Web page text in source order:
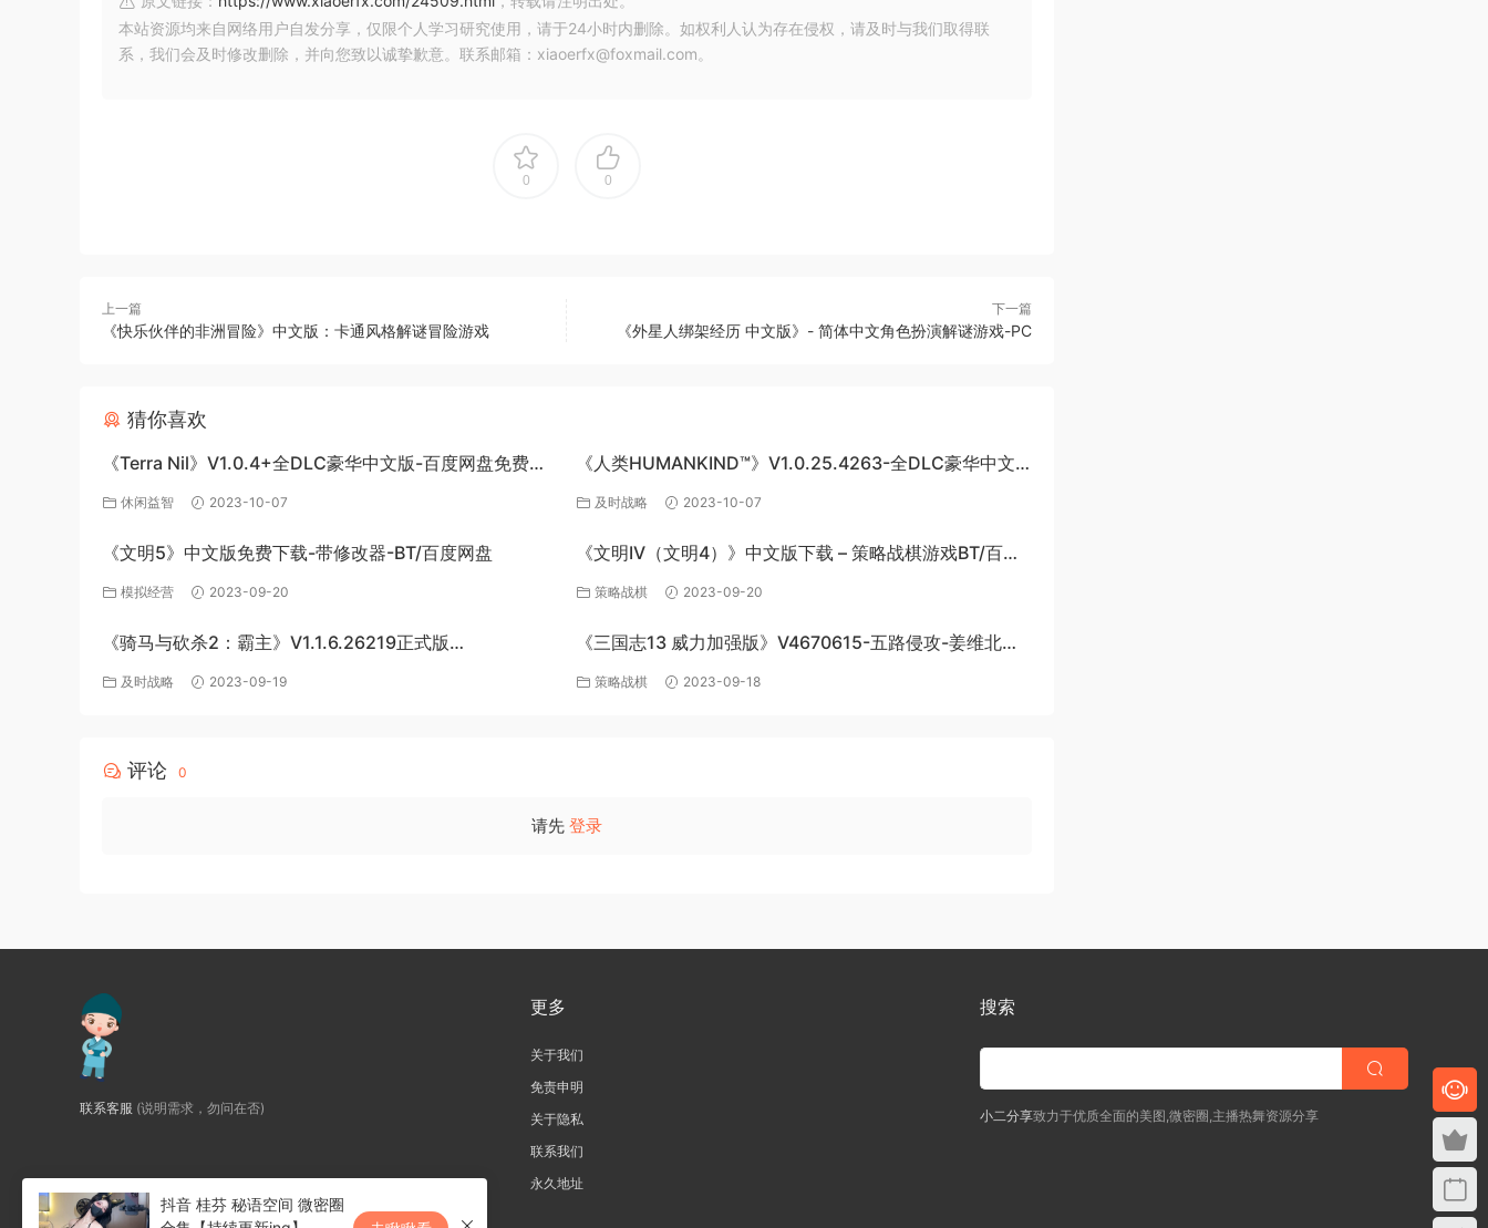
本站资源均来自网络用户自发分享，仅限个人学习研究使用，请于24小时内删除。如权利人认为存在侵权，请及时与我们取得联
系，我们会及时修改删除，并向您致以诚挚歉意。联系邮箱：xiaoerfx@foxmail.com。
0 0
上一篇
《快乐伙伴的非洲冒险》中文版：卡通风格解谜冒险游戏
下一篇
《外星人绑架经历 中文版》- 简体中文角色扮演解谜游戏-PC
猜你喜欢
《Terra Nil》V1.0.4+全DLC豪华中文版-百度网盘免费下
载 休闲益智 2023-10-07
《人类HUMANKIND™》V1.0.25.4263-全DLC豪华中文
版-百度网盘免费下载
及时战略 2023-10-07
《文明5》中文版免费下载-带修改器-BT/百度网盘
模拟经营 2023-09-20
《文明IV（文明4）》中文版下载 – 策略战棋游戏BT/百度
网盘资源
策略战棋 2023-09-20
《骑马与砍杀2：霸主》V1.1.6.26219正式版
+BetaV1.2.3.24202测试版-破军征程-官方中文-全DLC百
及时战略 2023-09-19
《三国志13 威力加强版》V4670615-五路侵攻-姜维北伐-
四夷六国+全DLC-中文版百度网盘下载
策略战棋 2023-09-18
评论 0
请先 登录
联系客服 (说明需求，勿问在否)
更多
关于我们
免责申明
关于隐私
联系我们
永久地址
搜索
小二分享致力于优质全面的美图,微密圈,主播热舞资源分享
抖音 桂芬 秘语空间 微密圈